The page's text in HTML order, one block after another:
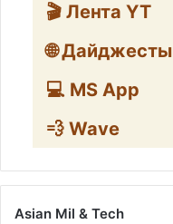
🎬 Лента YT
🌐 Дайджесты
💻 MS App
💨 Wave
Asian Mil & Tech